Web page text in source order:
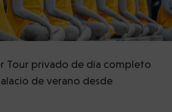
Tour privado de día completo
de verano desde